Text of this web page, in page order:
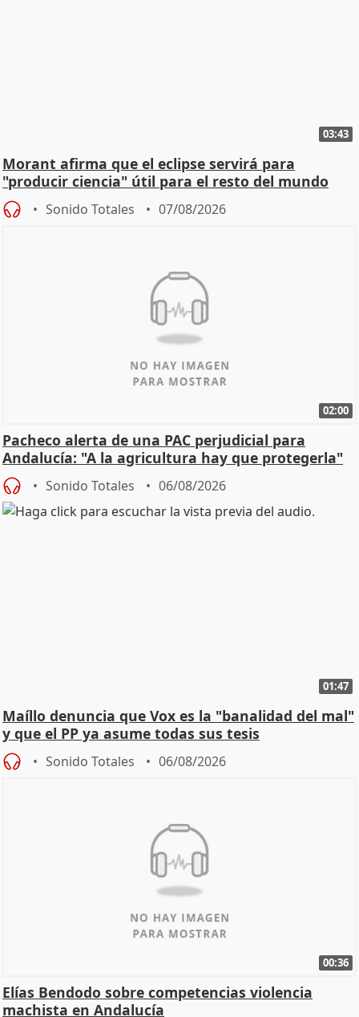
03:43
Morant afirma que el eclipse servirá para
"producir ciencia" útil para el resto del mundo
Sonido Totales 07/08/2026
02:00
Pacheco alerta de una PAC perjudicial para
Andalucía: "A la agricultura hay que protegerla"
Sonido Totales 06/08/2026
01:47
Maíllo denuncia que Vox es la "banalidad del mal"
y que el PP ya asume todas sus tesis
Sonido Totales 06/08/2026
00:36
Elías Bendodo sobre competencias violencia
machista en Andalucía